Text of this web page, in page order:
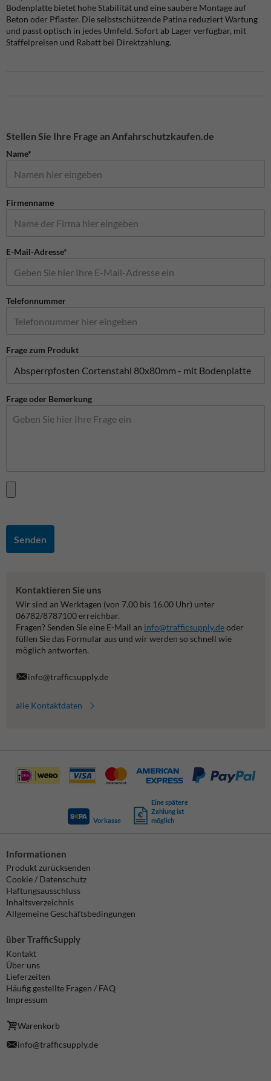
Bodenplatte bietet hohe Stabilität und eine saubere Montage auf
Beton oder Pflaster. Die selbstschützende Patina reduziert Wartung
und passt optisch in jedes Umfeld. Sofort ab Lager verfügbar, mit
Staffelpreisen und Rabatt bei Direktzahlung.
Stellen Sie Ihre Frage an Anfahrschutzkaufen.de
Name*
Firmenname
E-Mail-Adresse*
Telefonnummer
Frage zum Produkt
Frage oder Bemerkung
Senden
Kontaktieren Sie uns
Wir sind an Werktagen (von 7.00 bis 16.00 Uhr) unter
06782/8787100 erreichbar.
Fragen? Senden Sie eine E-Mail an info@trafficsupply.deoder
füllen Sie das Formular aus und wir werden so schnell wie
möglich antworten.
info@trafficsupply.de
alle Kontaktdaten
Vorkasse
Eine spätere
Zahlung ist
möglich
Informationen
Produkt zurücksenden
Cookie / Datenschutz
Haftungsausschluss
Inhaltsverzeichnis
Allgemeine Geschäftsbedingungen
über TrafficSupply
Kontakt
Über uns
Lieferzeiten
Häufig gestellte Fragen / FAQ
Impressum
Warenkorb
info@trafficsupply.de